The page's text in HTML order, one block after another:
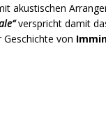
akustischen
verspricht damit
Geschichte von